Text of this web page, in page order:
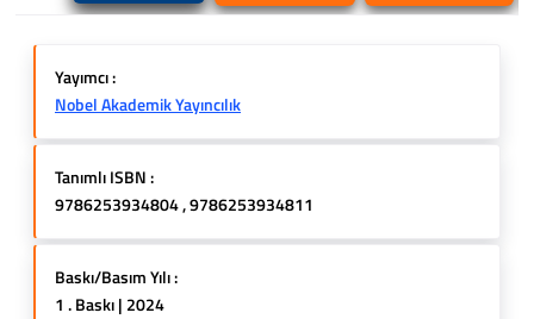
Yayımcı :
Nobel Akademik Yayıncılık
Tanımlı ISBN :
9786253934804 , 9786253934811
Baskı/Basım Yılı :
1 . Baskı | 2024